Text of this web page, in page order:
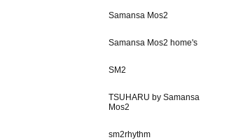
Samansa Mos2
Samansa Mos2 home's
SM2
TSUHARU by Samansa
Mos2
sm2rhythm